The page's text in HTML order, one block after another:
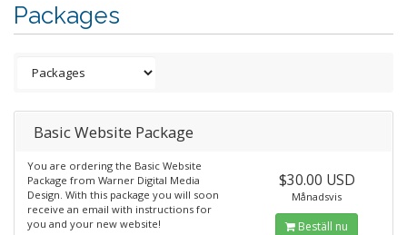
Packages
Basic Website Package
You are ordering the Basic Website
Package from Warner Digital Media
Design. With this package you will soon
receive an email with instructions for
you and your new website!
$30.00 USD
Månadsvis
Beställ nu